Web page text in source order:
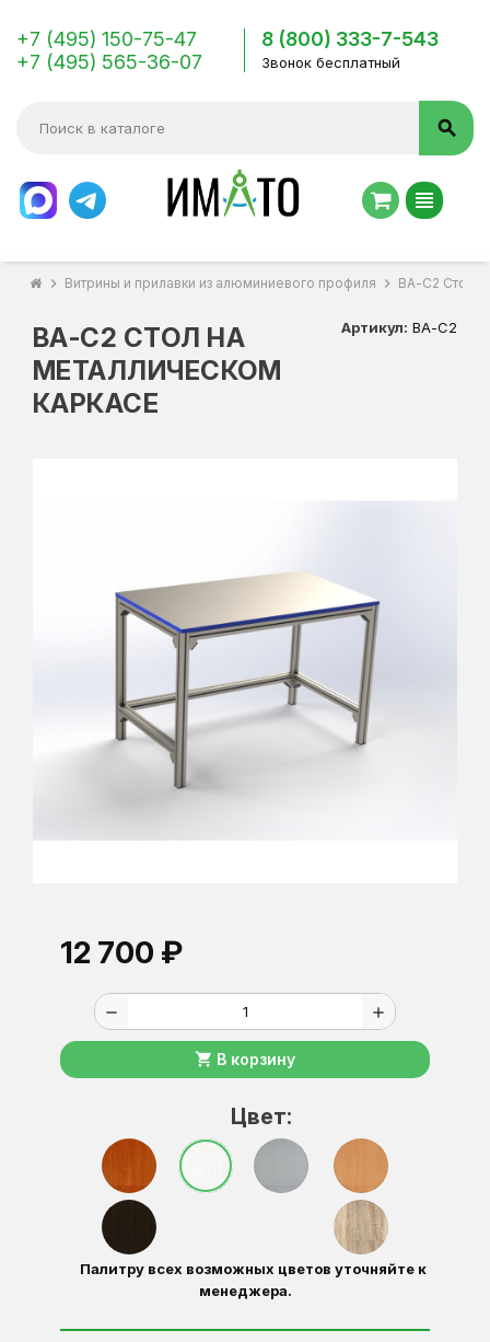
+7 (495) 150-75-47
+7 (495) 565-36-07
8 (800) 333-7-543
Звонок бесплатный
search
view_headline
chevron_right Витрины и прилавки из алюминиевого профиля chevron_right ВА-С2 Стол
ВА-С2 СТОЛ НА
МЕТАЛЛИЧЕСКОМ
КАРКАСЕ
Артикул: ВА-С2
12 700 ₽
remove add
shopping_cart В корзину
Цвет:
Палитру всех возможных цветов уточняйте к
менеджера.